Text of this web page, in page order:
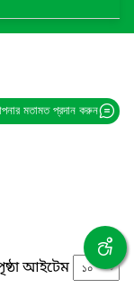
মতামত প্রদান করুন
আইটেম